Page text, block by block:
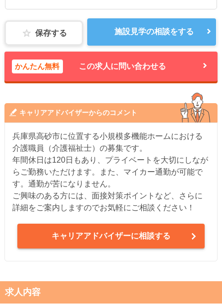
保存する 施設見学の相談をする
かんたん無料 この求人に問い合わせる
キャリアアドバイザーからのコメント
兵庫県高砂市に位置する小規模多機能ホームにおける
介護職員（介護福祉士）の募集です。
年間休日は120日もあり、プライベートを大切にしなが
らご勤務いただけます。また、マイカー通勤が可能で
す。通勤が苦になりません。
ご興味のある方には、面接対策ポイントなど、さらに
詳細をご案内しますのでお気軽にご相談ください！
キャリアアドバイザーに相談する
求人内容